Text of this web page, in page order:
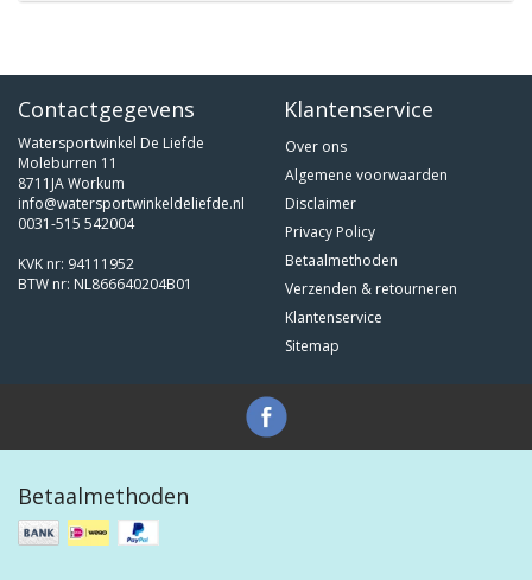
Contactgegevens
Watersportwinkel De Liefde
Moleburren 11
8711JA Workum
info@watersportwinkeldeliefde.nl
0031-515 542004
KVK nr: 94111952
BTW nr: NL866640204B01
Klantenservice
Over ons
Algemene voorwaarden
Disclaimer
Privacy Policy
Betaalmethoden
Verzenden & retourneren
Klantenservice
Sitemap
Betaalmethoden